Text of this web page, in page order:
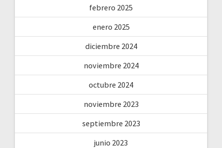
febrero 2025
enero 2025
diciembre 2024
noviembre 2024
octubre 2024
noviembre 2023
septiembre 2023
junio 2023